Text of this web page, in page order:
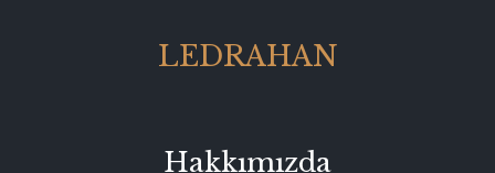
LEDRAHAN
Hakkımızda